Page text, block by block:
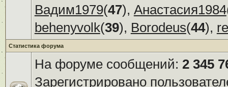
Вадим1979(47), Анастасия1984
behenyvolk(39), Borodeus(44),
Статистика форума
На форуме сообщений: 2 345
Зарегистрировано